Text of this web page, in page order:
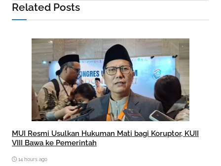
Related Posts
MUI Resmi Usulkan Hukuman Mati bagi Koruptor, KUII
VIII Bawa ke Pemerintah
14 hours ago